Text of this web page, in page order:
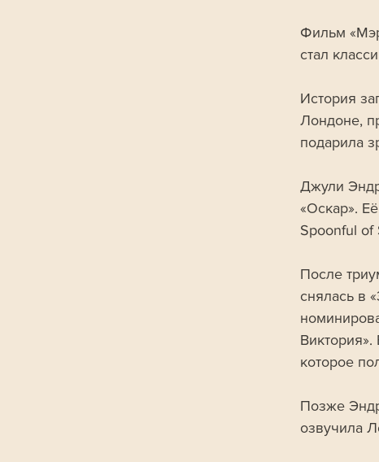
Фильм
стал
История
Лондоне,
подарила
Джули
«Оскар».
Spoonful of
После
снялась в
которое
Позже
озвучила